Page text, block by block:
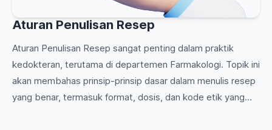
Aturan Penulisan Resep
Aturan Penulisan Resep sangat penting dalam praktik
kedokteran, terutama di departemen Farmakologi. Topik ini
akan membahas prinsip-prinsip dasar dalam menulis resep
yang benar, termasuk format, dosis, dan kode etik yang